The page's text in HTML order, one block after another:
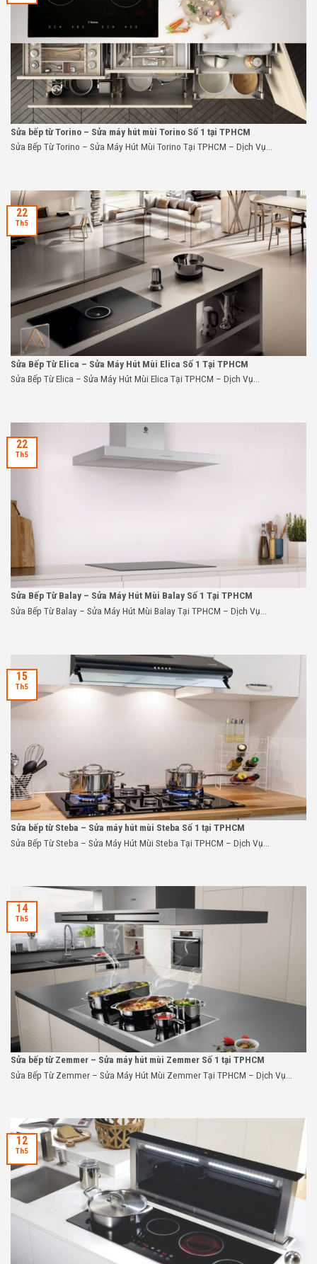
Sửa bếp từ Torino – Sửa máy hút mùi Torino Số 1 tại TPHCM
Sửa Bếp Từ Torino – Sửa Máy Hút Mùi Torino Tại TPHCM – Dịch Vụ...
Sửa Bếp Từ Elica – Sửa Máy Hút Mùi Elica Số 1 Tại TPHCM
Sửa Bếp Từ Elica – Sửa Máy Hút Mùi Elica Tại TPHCM – Dịch Vụ...
22
Th5
Sửa Bếp Từ Balay – Sửa Máy Hút Mùi Balay Số 1 Tại TPHCM
Sửa Bếp Từ Balay – Sửa Máy Hút Mùi Balay Tại TPHCM – Dịch Vụ...
22
Th5
Sửa bếp từ Steba – Sửa máy hút mùi Steba Số 1 tại TPHCM
Sửa Bếp Từ Steba – Sửa Máy Hút Mùi Steba Tại TPHCM – Dịch Vụ...
15
Th5
Sửa bếp từ Zemmer – Sửa máy hút mùi Zemmer Số 1 tại TPHCM
Sửa Bếp Từ Zemmer – Sửa Máy Hút Mùi Zemmer Tại TPHCM – Dịch Vụ...
14
Th5
12
Th5